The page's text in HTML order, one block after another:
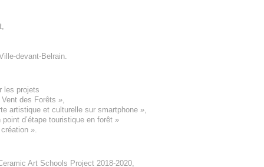
,
devant-Belrain.
les projets
des Forêts »,
artistique et culturelle sur smartphone »,
point d’étape touristique en forêt »
création ».
Art Schools Project 2018-2020,